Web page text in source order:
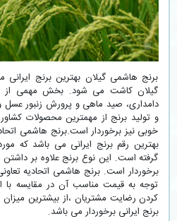
برنج هاشمی گیلان بهترین برنج
گیلان کاشت می شود. بخش مهمی از
دامداری، صید ماهی و پرورش زنبور
و تولید برنج از مهمترین محصولات
خوبی نیز برخوردار است.برنج هاشمی
بهترین رقم برنج ایرانی می باشد که
گرفته است. این نوع برنج علاوه بر
برخوردار است. برنج هاشمی اتحادیه
توجه به قیمت مناسب آن در مقایسه با
کردن رضایت مشتریان ،از بیشترین
برنج ایرانی برخوردار می باشد.